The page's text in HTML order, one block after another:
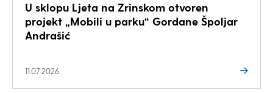
U sklopu Ljeta na Zrinskom otvoren
projekt „Mobili u parku“ Gordane Špoljar
Andrašić
11.07.2026.